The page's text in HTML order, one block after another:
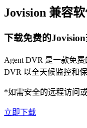
Jovision 兼容
下载免费的
Agent DVR 是一款免
DVR 以全天候监控和
*如需安全的远程访问
立即下载